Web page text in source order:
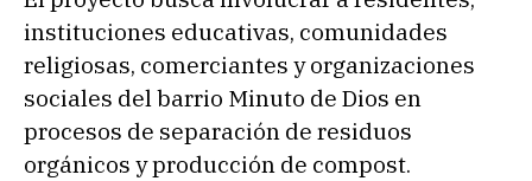
instituciones educativas, comunidades
religiosas, comerciantes y organizaciones
sociales del barrio Minuto de Dios en
procesos de separación de residuos
orgánicos y producción de compost.